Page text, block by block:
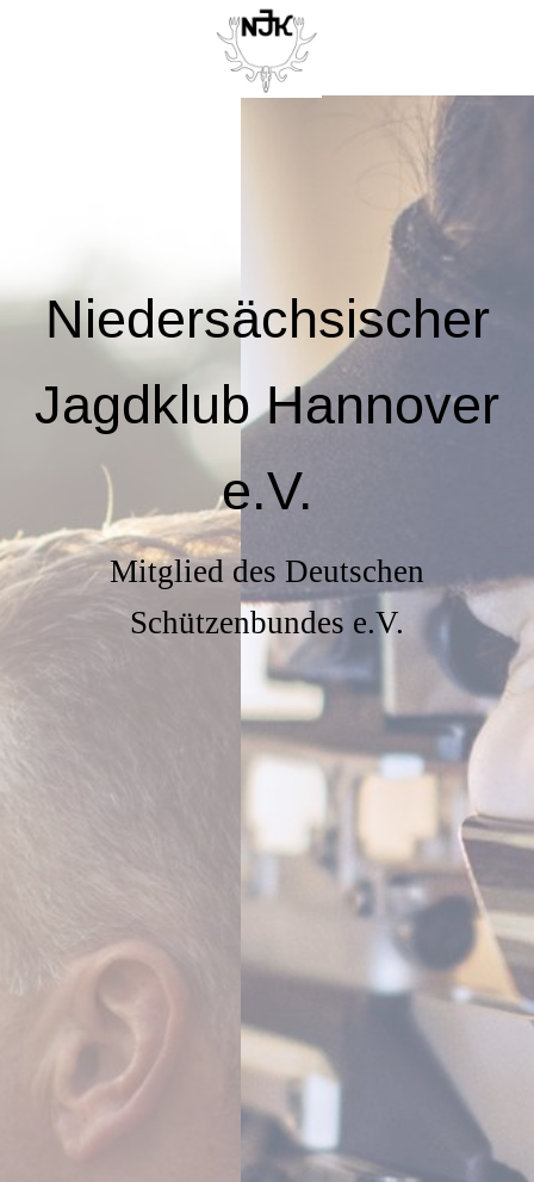
Niedersächsischer
Jagdklub Hannover
e.V.
Mitglied des Deutschen
Schützenbundes e.V.